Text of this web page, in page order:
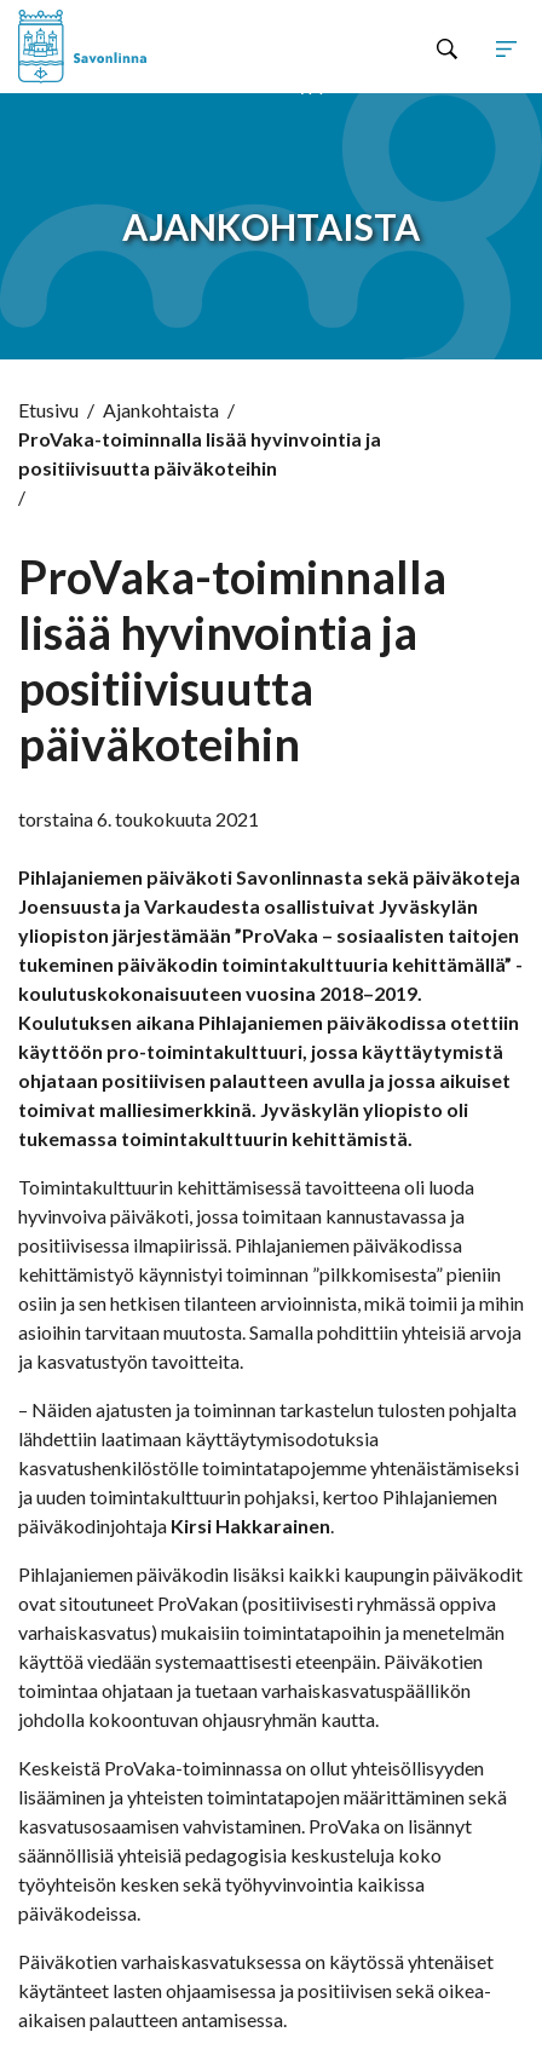
AJANKOHTAISTA
Etusivu / Ajankohtaista /
ProVaka-toiminnalla lisää hyvinvointia ja
positiivisuutta päiväkoteihin
/
ProVaka-toiminnalla
lisää hyvinvointia ja
positiivisuutta
päiväkoteihin
torstaina 6. toukokuuta 2021
Pihlajaniemen päiväkoti Savonlinnasta sekä päiväkoteja
Joensuusta ja Varkaudesta osallistuivat Jyväskylän
yliopiston järjestämään ”ProVaka – sosiaalisten taitojen
tukeminen päiväkodin toimintakulttuuria kehittämällä” -
koulutuskokonaisuuteen vuosina 2018–2019.
Koulutuksen aikana Pihlajaniemen päiväkodissa otettiin
käyttöön pro-toimintakulttuuri, jossa käyttäytymistä
ohjataan positiivisen palautteen avulla ja jossa aikuiset
toimivat malliesimerkkinä. Jyväskylän yliopisto oli
tukemassa toimintakulttuurin kehittämistä.
Toimintakulttuurin kehittämisessä tavoitteena oli luoda
hyvinvoiva päiväkoti, jossa toimitaan kannustavassa ja
positiivisessa ilmapiirissä. Pihlajaniemen päiväkodissa
kehittämistyö käynnistyi toiminnan ”pilkkomisesta” pieniin
osiin ja sen hetkisen tilanteen arvioinnista, mikä toimii ja mihin
asioihin tarvitaan muutosta. Samalla pohdittiin yhteisiä arvoja
ja kasvatustyön tavoitteita.
– Näiden ajatusten ja toiminnan tarkastelun tulosten pohjalta
lähdettiin laatimaan käyttäytymisodotuksia
kasvatushenkilöstölle toimintatapojemme yhtenäistämiseksi
ja uuden toimintakulttuurin pohjaksi, kertoo Pihlajaniemen
päiväkodinjohtaja Kirsi Hakkarainen.
Pihlajaniemen päiväkodin lisäksi kaikki kaupungin päiväkodit
ovat sitoutuneet ProVakan (positiivisesti ryhmässä oppiva
varhaiskasvatus) mukaisiin toimintatapoihin ja menetelmän
käyttöä viedään systemaattisesti eteenpäin. Päiväkotien
toimintaa ohjataan ja tuetaan varhaiskasvatuspäällikön
johdolla kokoontuvan ohjausryhmän kautta.
Keskeistä ProVaka-toiminnassa on ollut yhteisöllisyyden
lisääminen ja yhteisten toimintatapojen määrittäminen sekä
kasvatusosaamisen vahvistaminen. ProVaka on lisännyt
säännöllisiä yhteisiä pedagogisia keskusteluja koko
työyhteisön kesken sekä työhyvinvointia kaikissa
päiväkodeissa.
Päiväkotien varhaiskasvatuksessa on käytössä yhtenäiset
käytänteet lasten ohjaamisessa ja positiivisen sekä oikea-
aikaisen palautteen antamisessa.